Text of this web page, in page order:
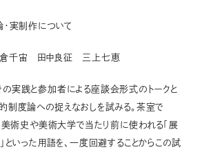
・実制作について
千宙 田中良征 三上七恵
実践と参加者による座談会形式のトークと
制度論への捉えなおしを試みる。茶室で
美術史や美術大学で当たり前に使われる「展
といった用語を、一度回避することからこの試